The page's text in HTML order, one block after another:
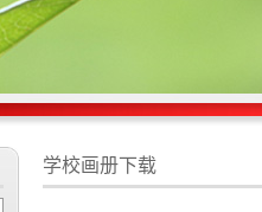
学校画册下载